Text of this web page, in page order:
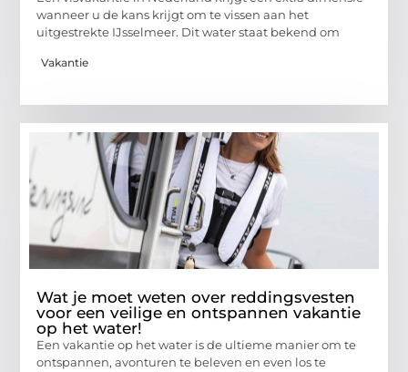
wanneer u de kans krijgt om te vissen aan het
uitgestrekte IJsselmeer. Dit water staat bekend om
Vakantie
Wat je moet weten over reddingsvesten
voor een veilige en ontspannen vakantie
op het water!
Een vakantie op het water is de ultieme manier om te
ontspannen, avonturen te beleven en even los te